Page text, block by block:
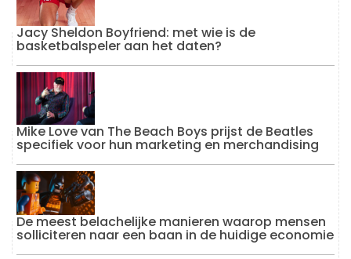
Jacy Sheldon Boyfriend: met wie is de
basketbalspeler aan het daten?
Mike Love van The Beach Boys prijst de Beatles
specifiek voor hun marketing en merchandising
De meest belachelijke manieren waarop mensen
solliciteren naar een baan in de huidige economie